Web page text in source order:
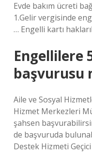
Evde bakım ücreti
1.Gelir vergisinde
… Engelli kartı
Engellilere
başvurusu
Aile ve Sosyal
Hizmet Merkezleri
şahsen
de başvuruda
Destek Hizmeti